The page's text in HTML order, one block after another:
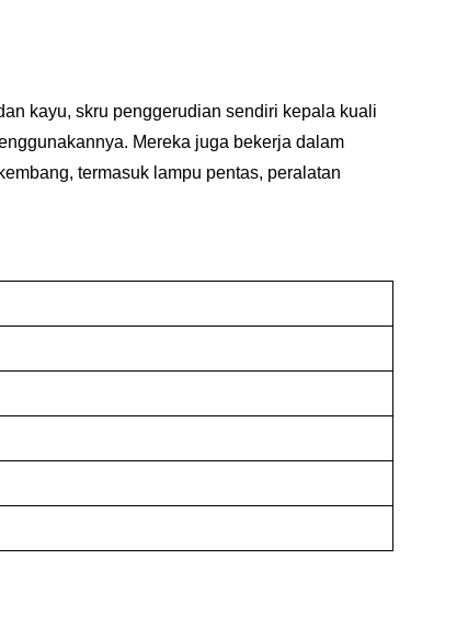
kayu, skru penggerudian sendiri kepala kuali
Mereka juga bekerja dalam
termasuk lampu pentas, peralatan